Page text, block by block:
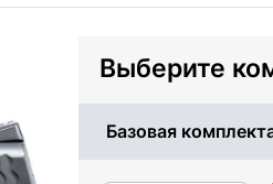
Выберите
Базовая